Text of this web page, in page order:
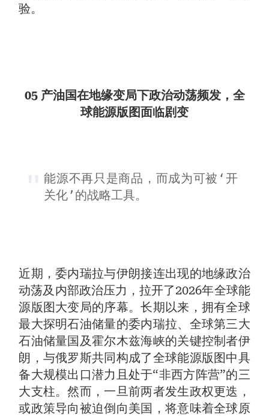
验。
05 产油国在地缘变局下政治动荡频发，全
球能源版图面临剧变
能源不再只是商品，而成为可被‘开
关化’的战略工具。
近期，委内瑞拉与伊朗接连出现的地缘政治
动荡及内部政治压力，拉开了2026年全球能
源版图大变局的序幕。长期以来，拥有全球
最大探明石油储量的委内瑞拉、全球第三大
石油储量国及霍尔木兹海峡的关键控制者伊
朗，与俄罗斯共同构成了全球能源版图中具
备大规模出口潜力且处于“非西方阵营”的三
大支柱。然而，一旦前两者发生政权更迭，
或政策导向被迫倒向美国，将意味着全球原